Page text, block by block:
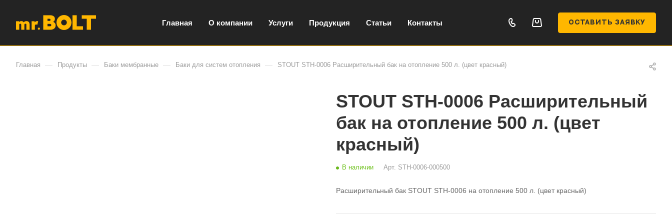
Главная О компании Услуги Продукция Статьи Контакты ОСТАВИТЬ ЗАЯВКУ
Главная — Продукты — Баки мембранные — Баки для систем отопления — STOUT STH-0006 Расширительный бак на отопление 500 л. (цвет красный)
STOUT STH-0006 Расширительный
бак на отопление 500 л. (цвет
красный)
В наличии Арт. STH-0006-000500
Расширительный бак STOUT STH-0006 на отопление 500 л. (цвет красный)